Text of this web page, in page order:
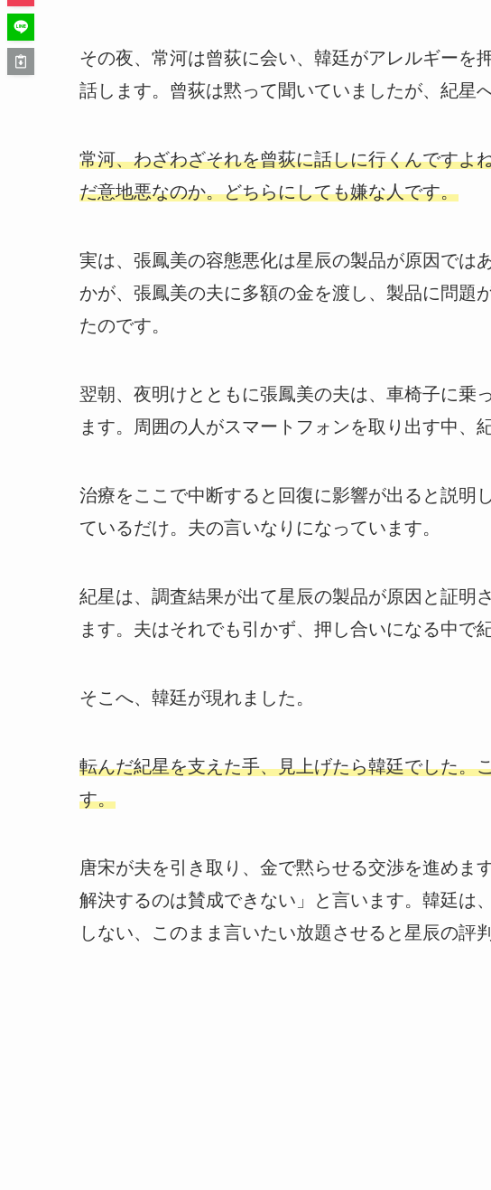
その夜、常河は曾荻に会い、韓廷がアレルギーを
話します。曾荻は黙って聞いていましたが、紀星
常河、わざわざそれを曾荻に話しに行くんですよ
だ意地悪なのか。どちらにしても嫌な人です。
実は、張鳳美の容態悪化は星辰の製品が原因では
かが、張鳳美の夫に多額の金を渡し、製品に問題
たのです。
翌朝、夜明けとともに張鳳美の夫は、車椅子に乗
ます。周囲の人がスマートフォンを取り出す中、
治療をここで中断すると回復に影響が出ると説明
ているだけ。夫の言いなりになっています。
紀星は、調査結果が出て星辰の製品が原因と証明
ます。夫はそれでも引かず、押し合いになる中で
そこへ、韓廷が現れました。
転んだ紀星を支えた手、見上げたら韓廷でした。
す。
唐宋が夫を引き取り、金で黙らせる交渉を進めま
解決するのは賛成できない」と言います。韓廷は
しない、このまま言いたい放題させると星辰の評